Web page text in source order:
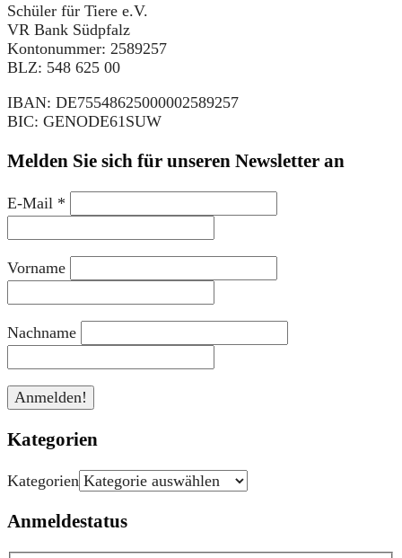
Schüler für Tiere e.V.
VR Bank Südpfalz
Kontonummer: 2589257
BLZ: 548 625 00
IBAN: DE75548625000002589257
BIC: GENODE61SUW
Melden Sie sich für unseren Newsletter an
E-Mail *
Vorname
Nachname
Kategorien
Kategorien
Anmeldestatus